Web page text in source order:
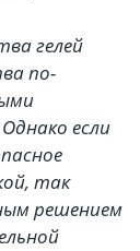
гелей
по-
если
так
решением